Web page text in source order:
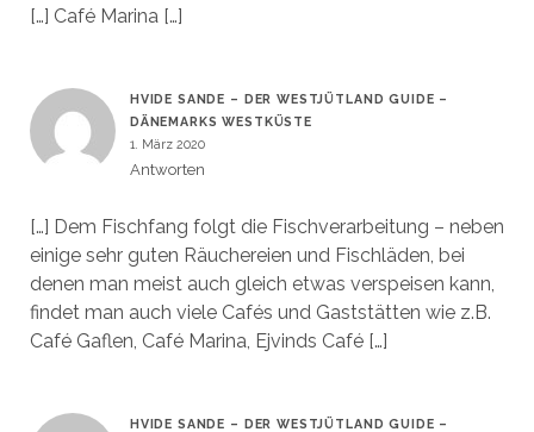
[…] Café Marina […]
HVIDE SANDE – DER WESTJÜTLAND GUIDE –
DÄNEMARKS WESTKÜSTE
1. März 2020
Antworten
[…] Dem Fischfang folgt die Fischverarbeitung – neben
einige sehr guten Räuchereien und Fischläden, bei
denen man meist auch gleich etwas verspeisen kann,
findet man auch viele Cafés und Gaststätten wie z.B.
Café Gaflen, Café Marina, Ejvinds Café […]
HVIDE SANDE – DER WESTJÜTLAND GUIDE –